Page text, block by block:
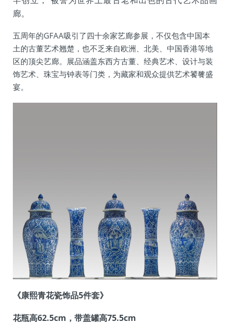
廊。
五周年的GFAA吸引了四十余家艺廊参展，不仅包含中国本
土的古董艺术翘楚，也不乏来自欧洲、北美、中国香港等地
区的顶尖艺廊。展品涵盖东西方古董、经典艺术、设计与装
饰艺术、珠宝与钟表等门类，为藏家和观众提供艺术饕餮盛
宴。
《康熙青花瓷饰品5件套》
花瓶高62.5cm，带盖罐高75.5cm